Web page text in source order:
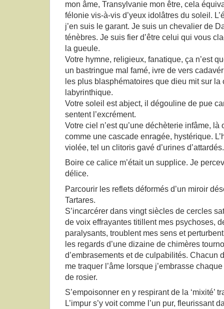
mon âme, Transylvanie mon être, cela
félonie vis-à-vis d’yeux idolâtres du soleil.
j’en suis le garant. Je suis un chevalier de
ténèbres. Je suis fier d’être celui qui vous
la gueule.
Votre hymne, religieux, fanatique, ça n’est
un bastringue mal famé, ivre de vers
les plus blasphématoires que dieu mit sur la
labyrinthique.
Votre soleil est abject, il dégouline de pue
sentent l’excrément.
Votre ciel n’est qu’une déchèterie infâme,
comme une cascade enragée, hystérique.
violée, tel un clitoris gavé d’urines d’attardés.
Boire ce calice m’était un supplice. Je
délice.
Parcourir les reflets déformés d’un miroir
Tartares.
S’incarcérer dans vingt siècles de cercles
de voix effrayantes titillent mes psychoses,
paralysants, troublent mes sens et
les regards d’une dizaine de chimères
d’embrasements et de culpabilités. Chacun
me traquer l’âme lorsque j’embrasse
de rosier.
S’empoisonner en y respirant de la ‘mixité’
L’impur s’y voit comme l’un pur, fleurissant